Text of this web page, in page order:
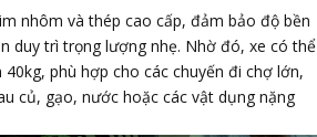
nhôm và thép cao cấp, đảm bảo độ bền
duy trì trọng lượng nhẹ. Nhờ đó, xe có thể
phù hợp cho các chuyến đi chợ lớn,
củ, gạo, nước hoặc các vật dụng nặng